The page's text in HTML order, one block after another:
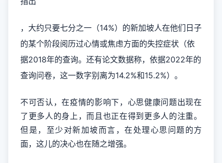
，大约只要七分之一（14%）的新加坡人在他们日子
的某个阶段阅历过心情或焦虑方面的失控症状（依
据2018年的查询。还有论文数据称，依据2022年的
查询问卷，这一数字别离为14.2%和15.2%）。
不可否认，在疫情的影响下，心思健康问题出现在
了更多人的身上，而且也正在得到更多人的注重。
但是，至少对新加坡而言，在处理心思问题的方
面，这儿的决心也在随之增强。